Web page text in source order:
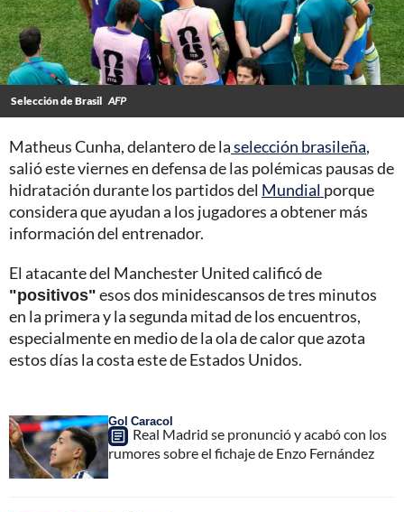
Selección de Brasil AFP
Matheus Cunha, delantero de laselección brasileña,
salió este viernes en defensa de las polémicas pausas de
hidratación durante los partidos del Mundial porque
considera que ayudan a los jugadores a obtener más
información del entrenador.
El atacante del Manchester United calificó de
"positivos"esos dos minidescansos de tres minutos
en la primera y la segunda mitad de los encuentros,
especialmente en medio de la ola de calor que azota
estos días la costa este de Estados Unidos.
Gol Caracol
Real Madrid se pronunció y acabó con los
rumores sobre el fichaje de Enzo Fernández